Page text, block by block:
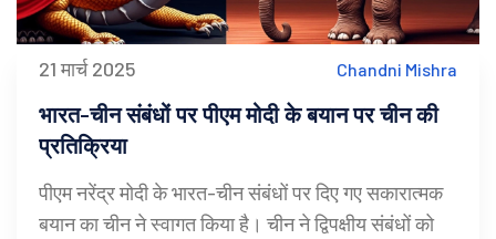
21 मार्च 2025 Chandni Mishra
भारत-चीन संबंधों पर पीएम मोदी के बयान पर चीन की
प्रतिक्रिया
पीएम नरेंद्र मोदी के भारत-चीन संबंधों पर दिए गए सकारात्मक
बयान का चीन ने स्वागत किया है। चीन ने द्विपक्षीय संबंधों को